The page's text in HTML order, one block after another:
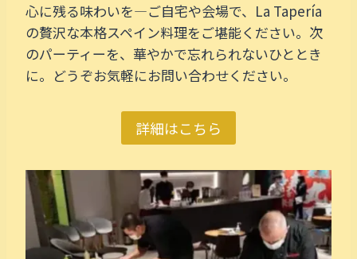
心に残る味わいを—ご自宅や会場で、La Tapería
の贅沢な本格スペイン料理をご堪能ください。次
のパーティーを、華やかで忘れられないひととき
に。どうぞお気軽にお問い合わせください。
詳細はこちら